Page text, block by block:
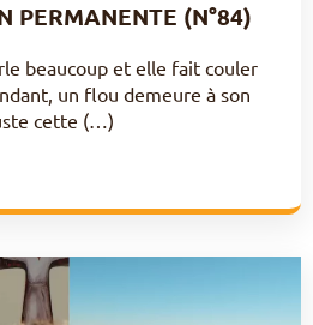
PERMANENTE (N°84)
beaucoup et elle fait couler
un flou demeure à son
cette (…)